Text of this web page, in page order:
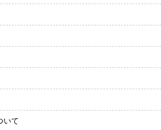
いて